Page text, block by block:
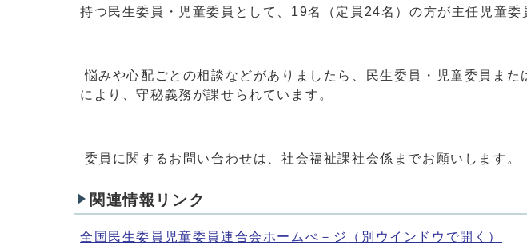
持つ民生委員・児童委員として、19名（定員24名）の方が主任児童委
悩みや心配ごとの相談などがありましたら、民生委員・児童委員ま
により、守秘義務が課せられています。
委員に関するお問い合わせは、社会福祉課社会係までお願いします。
関連情報リンク
全国民生委員児童委員連合会ホームぺ－ジ （別ウインドウで開く）